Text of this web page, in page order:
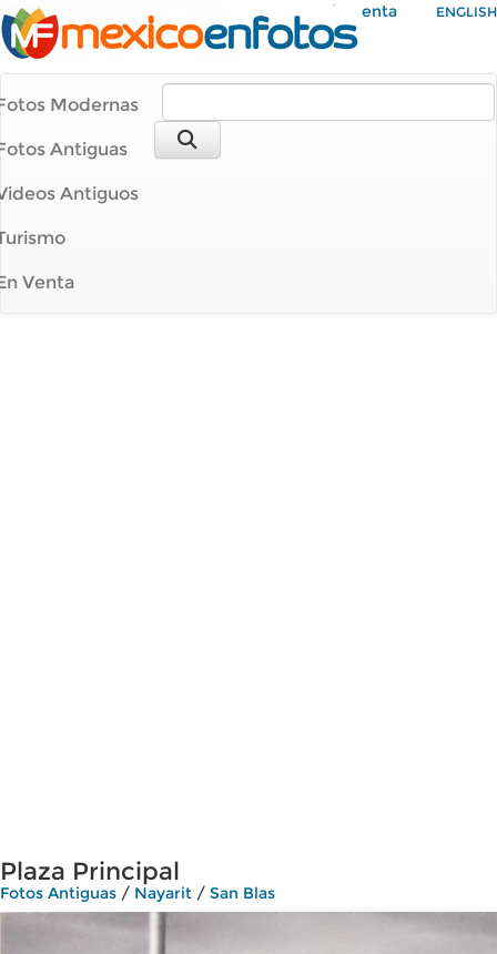
Mi Cuenta ENGLISH
Modernas
Antiguas
Antiguos
Venta
Plaza Principal
Fotos Antiguas / Nayarit / San Blas